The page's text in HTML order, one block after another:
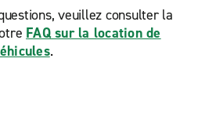
veuillez consulter la
FAQ sur la location de
.